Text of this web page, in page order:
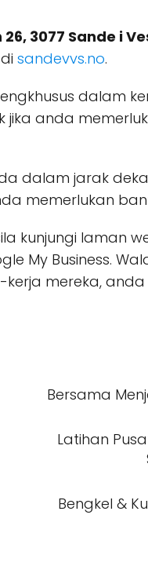
3077 Sande i
sandevvs.no.
dalam
jika anda
dalam jarak
memerlukan
kunjungi laman
My Business.
mereka,
Bersama
Latihan
Bengkel &